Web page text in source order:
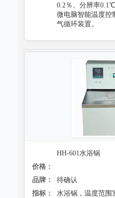
0.2％、分辨率
微电脑智能温度控
气循环装置。
HH-601水浴锅
价格：
品牌：
待确认
指标：
水浴锅，温度范